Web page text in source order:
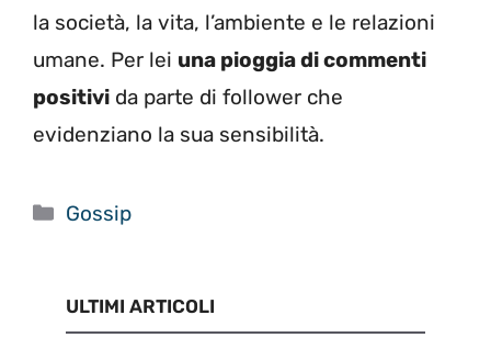
la società, la vita, l’ambiente e le relazioni
umane. Per lei una pioggia di commenti
positivi da parte di follower che
evidenziano la sua sensibilità.
Categorie
Gossip
ULTIMI ARTICOLI